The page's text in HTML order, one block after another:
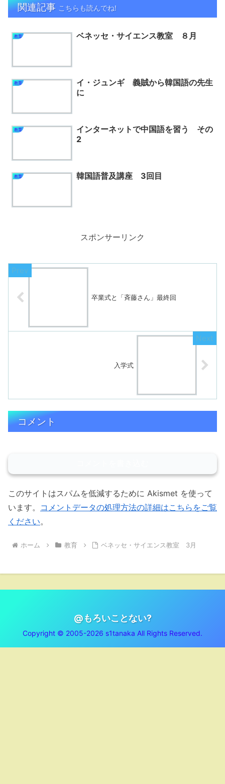
関連記事 こちらも読んでね!
教育 ベネッセ・サイエンス教室 ８月
教育
イ・ジュンギ 義賊から韓国語の先生
に
教育
インターネットで中国語を習う その
2
教育 韓国語普及講座 3回目
スポンサーリンク
卒業式と「斉藤さん」最終回
入学式
コメント
このサイトはスパムを低減するために Akismet を使って
います。 コメントデータの処理方法の詳細はこちらをご覧
ください。
ホーム 教育 ベネッセ・サイエンス教室 3月
@もろいことない?
Copyright © 2005-2026 s1tanaka All Rights Reserved.